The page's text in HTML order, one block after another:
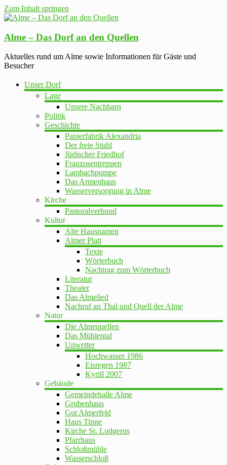
Zum Inhalt springen
Alme – Das Dorf an den Quellen
Aktuelles rund um Alme sowie Informationen für Gäste und
Besucher
Unser Dorf
Lage
Unsere Nachbarn
Politik
Geschichte
Papierfabrik Alexandria
Der freie Stuhl
Jüdischer Friedhof
Franzosentreppen
Lambachpumpe
Das Armenhaus
Wasserversorgung in Alme
Kirche
Pastoralverbund
Kultur
Alte Hausnamen
Almer Platt
Texte
Wörterbuch
Nachtrag zum Wörterbuch
Literatur
Theater
Das Almelied
Nachruf an Thal und Quell der Alme
Natur
Die Almequellen
Das Mühlental
Unwetter
Hochwasser 1986
Eisregen 1987
Kyrill 2007
Gebäude
Gemeindehalle Alme
Grubenhaus
Gut Almerfeld
Haus Tinne
Kirche St. Ludgerus
Pfarrhaus
Schloßmühle
Wasserschloß